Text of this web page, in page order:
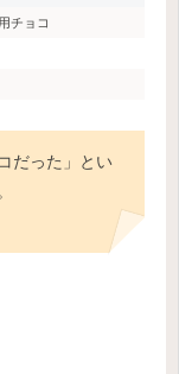
チョコ
だった」とい